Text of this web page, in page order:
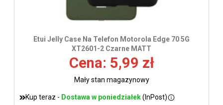
Etui Jelly Case Na Telefon Motorola Edge 70 5G
XT2601-2 Czarne MATT
Cena: 5,99 zł
Mały stan magazynowy
Kup teraz - Dostawa w poniedziałek(InPost)